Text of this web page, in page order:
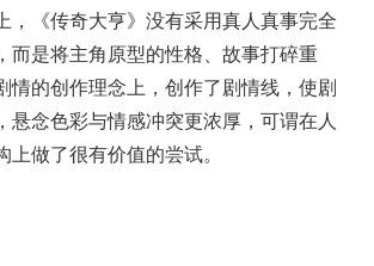
，《传奇大亨》没有采用真人真事完全
而是将主角原型的性格、故事打碎重
情的创作理念上，创作了剧情线，使剧
悬念色彩与情感冲突更浓厚，可谓在人
上做了很有价值的尝试。